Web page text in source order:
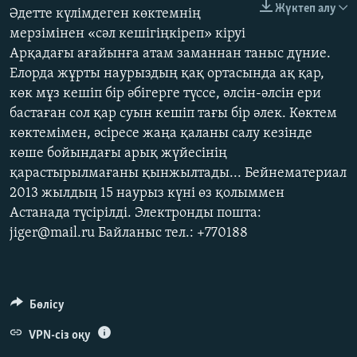
ЖАЗЫЛЫҢЫЗ
Басқа тілдерде
Жүктеп алу
Әдетте күлімдеген көктемнің
мерзімінен «сәл кешігіңкіреп» кіруі
Арқадағы ағайынға атам заманнан таныс дүние.
Елорда жұрты наурыздың қақ ортасында ақ қар,
көк мұз кешіп бір әбігерге түссе, әлсін-әлсін ери
бастаған сол қар суын кешіп тағы бір әлек. Көктем
көктемімен, әсіресе жаңа қаланы салу кезінде
көше бойындағы арық жүйесінің
қарастырылмағаны қынжылтады... Бейнематериал
2013 жылдың 15 наурыз күні өз қолыммен
Астанада түсірілді. Электронды пошта:
jiger@mail.ru Байланыс тел.: +770188
Бөлісу
VPN-сіз оқу